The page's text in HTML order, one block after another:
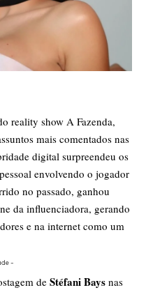
reality show A Fazenda,
mais comentados nas
digital surpreendeu os
envolvendo o jogador
no passado, ganhou
da influenciadora, gerando
e na internet como um
-
de Stéfani Bays nas